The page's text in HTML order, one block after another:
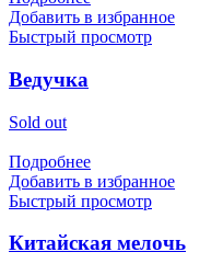
Добавить в избранное
Быстрый просмотр
Ведучка
Sold out
Подробнее
Добавить в избранное
Быстрый просмотр
Китайская мелочь